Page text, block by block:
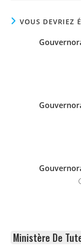
VOUS DEVRIEZ
Ministère De